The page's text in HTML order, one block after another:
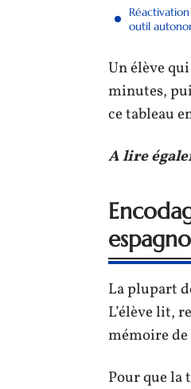
outil
Un élève
minutes,
ce tableau
A lire
La plupart
L’élève lit,
mémoire
Pour que la